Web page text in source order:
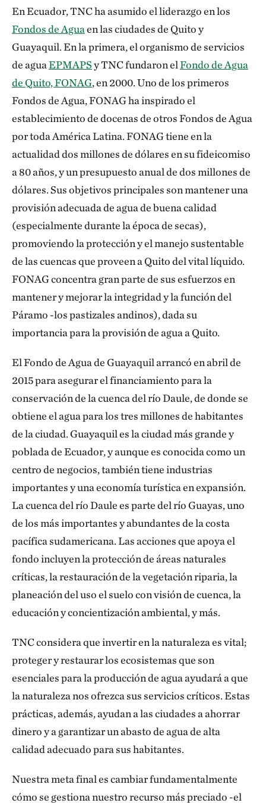
En Ecuador, TNC ha asumido el liderazgo en los
Fondos de Aguaen las ciudades de Quito y
Guayaquil. En la primera, el organismo de servicios
de aguaEPMAPSy TNC fundaron elFondo de Agua
de Quito, FONAG, en 2000. Uno de los primeros
Fondos de Agua, FONAG ha inspirado el
establecimiento de docenas de otros Fondos de Agua
por toda América Latina. FONAG tiene en la
actualidad dos millones de dólares en su fideicomiso
a 80 años, y un presupuesto anual de dos millones de
dólares. Sus objetivos principales son mantener una
provisión adecuada de agua de buena calidad
(especialmente durante la época de secas),
promoviendo la protección y el manejo sustentable
de las cuencas que proveen a Quito del vital líquido.
FONAG concentra gran parte de sus esfuerzos en
mantener y mejorar la integridad y la función del
Páramo -los pastizales andinos), dada su
importancia para la provisión de agua a Quito.
El Fondo de Agua de Guayaquil arrancó en abril de
2015 para asegurar el financiamiento para la
conservación de la cuenca del río Daule, de donde se
obtiene el agua para los tres millones de habitantes
de la ciudad. Guayaquil es la ciudad más grande y
poblada de Ecuador, y aunque es conocida como un
centro de negocios, también tiene industrias
importantes y una economía turística en expansión.
La cuenca del río Daule es parte del río Guayas, uno
de los más importantes y abundantes de la costa
pacífica sudamericana. Las acciones que apoya el
fondo incluyen la protección de áreas naturales
críticas, la restauración de la vegetación riparia, la
planeación del uso el suelo con visión de cuenca, la
educación y concientización ambiental, y más.
TNC considera que invertir en la naturaleza es vital;
proteger y restaurar los ecosistemas que son
esenciales para la producción de agua ayudará a que
la naturaleza nos ofrezca sus servicios críticos. Estas
prácticas, además, ayudan a las ciudades a ahorrar
dinero y a garantizar un abasto de agua de alta
calidad adecuado para sus habitantes.
Nuestra meta final es cambiar fundamentalmente
cómo se gestiona nuestro recurso más preciado -el